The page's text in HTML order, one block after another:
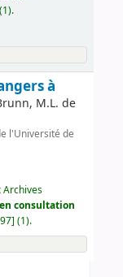
à
M.L. de
l'Université de
Archives
consultation
(1).